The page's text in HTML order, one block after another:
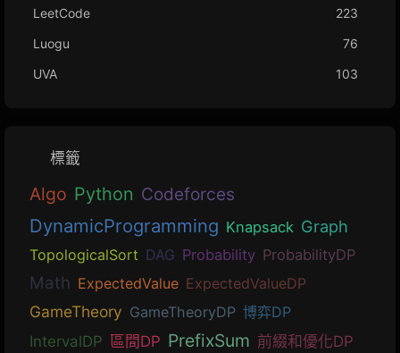
LeetCode
223
Luogu
76
UVA
103
標籤
Algo Python Codeforces
DynamicProgramming Knapsack Graph
TopologicalSort DAG Probability ProbabilityDP
Math ExpectedValue ExpectedValueDP
GameTheory GameTheoryDP 博弈DP
IntervalDP 區間DP PrefixSum 前綴和優化DP